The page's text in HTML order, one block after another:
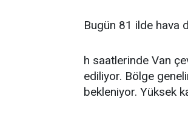
Bugün 81 ilde hava
h saatlerinde Van
ediliyor. Bölge
bekleniyor. Yüksek